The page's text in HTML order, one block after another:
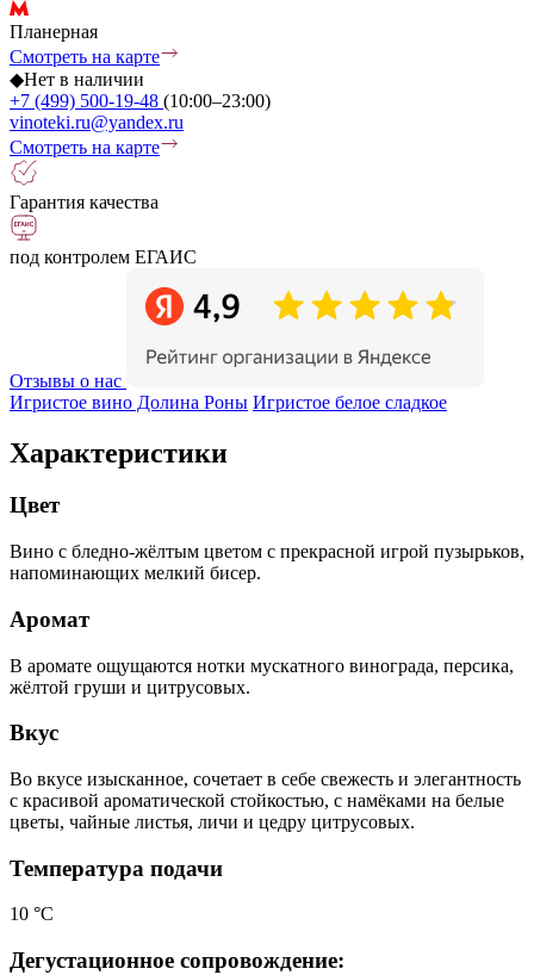
Планерная
Смотреть на карте
◆Нет в наличии
+7 (499) 500-19-48 (10:00–23:00)
vinoteki.ru@yandex.ru
Смотреть на карте
Гарантия качества
под контролем ЕГАИС
Отзывы о нас
Игристое вино Долина Роны Игристое белое сладкое
Характеристики
Цвет
Вино с бледно-жёлтым цветом с прекрасной игрой пузырьков,
напоминающих мелкий бисер.
Аромат
В аромате ощущаются нотки мускатного винограда, персика,
жёлтой груши и цитрусовых.
Вкус
Во вкусе изысканное, сочетает в себе свежесть и элегантность
с красивой ароматической стойкостью, с намёками на белые
цветы, чайные листья, личи и цедру цитрусовых.
Температура подачи
10 °C
Дегустационное сопровождение: